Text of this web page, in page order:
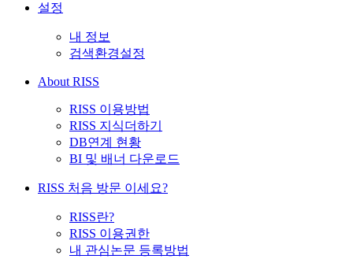
설정
내 정보
검색환경설정
About RISS
RISS 이용방법
RISS 지식더하기
DB연계 현황
BI 및 배너 다운로드
RISS 처음 방문 이세요?
RISS란?
RISS 이용권한
내 관심논문 등록방법